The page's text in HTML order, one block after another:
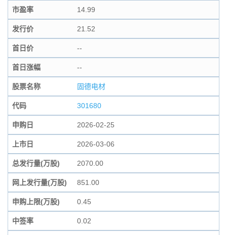
市盈率 14.99
发行价 21.52
首日价 --
首日涨幅 --
股票名称 固德电材
代码 301680
申购日 2026-02-25
上市日 2026-03-06
总发行量(万股) 2070.00
网上发行量(万股) 851.00
申购上限(万股) 0.45
中签率 0.02